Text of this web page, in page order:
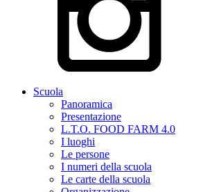
Scuola
Panoramica
Presentazione
L.T.O. FOOD FARM 4.0
I luoghi
Le persone
I numeri della scuola
Le carte della scuola